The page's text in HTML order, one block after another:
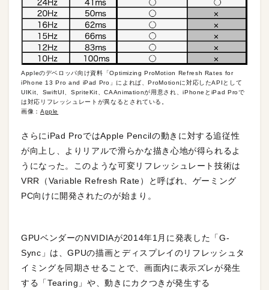
Appleのデベロッパ向け資料「Optimizing ProMotion Refresh Rates for
iPhone 13 Pro and iPad Pro」によれば、ProMotionに対応したAPIとして
UIKit、SwiftUI、SpriteKit、CAAnimationが用意され、iPhoneとiPad Proで
は対応リフレッシュレートが異なるとされている。
画像： Apple
さらにiPad ProではApple Pencilの動きに対する追従性
が向上し、よりリアルで滑らかな描き心地が得られるよ
うになった。このような可変リフレッシュレート技術は
VRR（Variable Refresh Rate）と呼ばれ、ゲーミング
PC向けに開発されたのが始まり。
GPUベンダーのNVIDIAが2014年1月に発表した「G-
Sync」は、GPUの描画とディスプレイのリフレッシュタ
イミングを同期させることで、画面内に表示ズレが発生
する「Tearing」や、動きにカクつきが発生する